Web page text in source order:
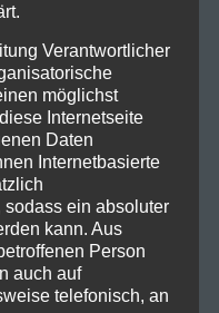
Verantwortlicher
möglichst
Internetseite
Daten
Internetbasierte
ein absoluter
kann. Aus
Person
auch auf
telefonisch, an